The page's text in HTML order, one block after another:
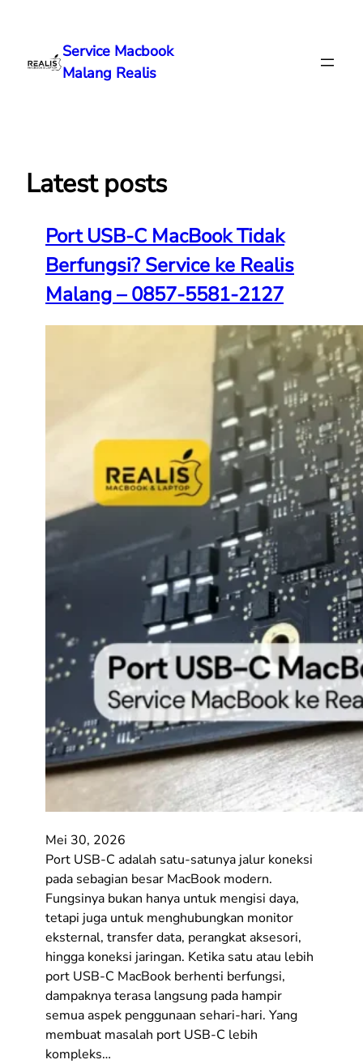
Service Macbook
Malang Realis
Latest posts
Port USB-C MacBook Tidak
Berfungsi? Service ke Realis
Malang – 0857-5581-2127
Mei 30, 2026
Port USB-C adalah satu-satunya jalur koneksi
pada sebagian besar MacBook modern.
Fungsinya bukan hanya untuk mengisi daya,
tetapi juga untuk menghubungkan monitor
eksternal, transfer data, perangkat aksesori,
hingga koneksi jaringan. Ketika satu atau lebih
port USB-C MacBook berhenti berfungsi,
dampaknya terasa langsung pada hampir
semua aspek penggunaan sehari-hari. Yang
membuat masalah port USB-C lebih
kompleks…